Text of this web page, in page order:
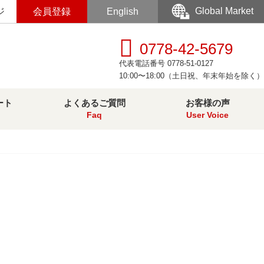
会員登録 English Global Market
0778-42-5679
代表電話番号 0778-51-0127
10:00〜18:00（土日祝、年末年始を除く）
ト よくあるご質問
Faq
お客様の声
User Voice